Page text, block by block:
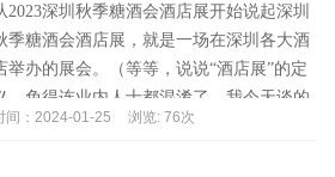
2023深圳秋季糖酒会酒店展开始说起深圳
季糖酒会酒店展，就是一场在深圳各大酒
举办的展会。（等等，说说“酒店展”的定
，免得连业内人士都混淆了。我今天谈的
店展，不是指类似上海博华旗下的酒店主
间：2024-01-25 浏览: 76次